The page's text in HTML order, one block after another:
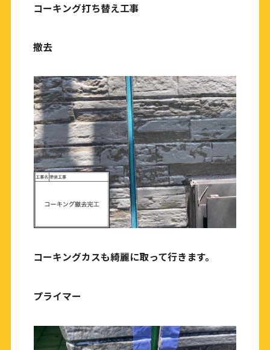
コーキング打ち替え工事
撤去
コーキングカスも綺麗に取って行きます。
プライマー